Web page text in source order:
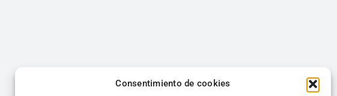
Consentimiento de cookies